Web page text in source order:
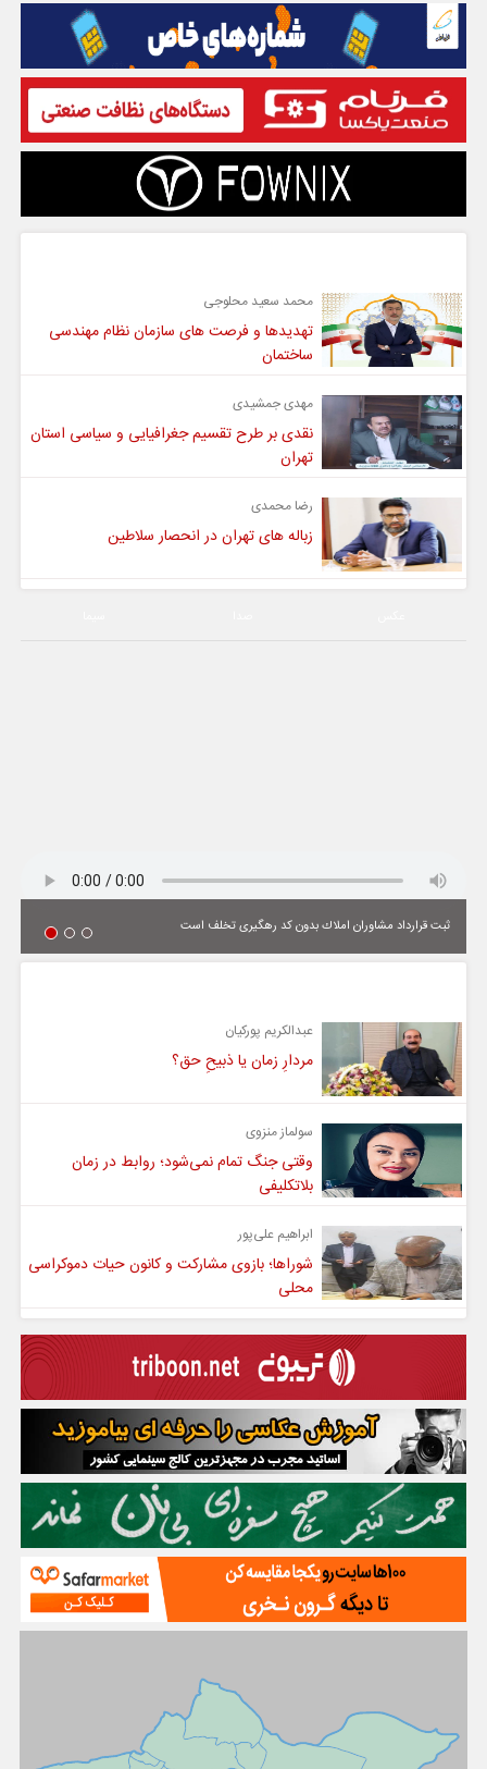
محمد سعید محلوجی
تهدیدها و فرصت های سازمان نظام مهندسی
ساختمان
مهدی جمشیدی
نقدی بر طرح تقسیم جغرافیایی و سیاسی استان
تهران
رضا محمدی
زباله های تهران در انحصار سلاطین
ثبت قرارداد مشاوران املاك بدون كد رهگیری تخلف است
عبدالکریم پورکیان
مردارِ زمان یا ذبیحِ حق؟
سولماز منزوی
وقتی جنگ تمام نمی‌شود؛ روابط در زمان
بلاتکلیفی
ابراهیم علی‌پور
شوراها؛ بازوی مشارکت و کانون حیات دموکراسی
محلی